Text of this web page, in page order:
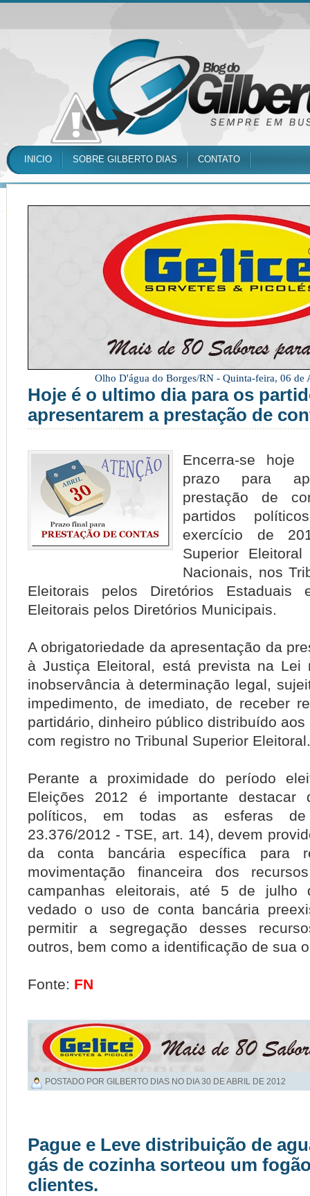
INICIO SOBRE GILBERTO DIAS CONTATO
Olho D'água do Borges/RN - Quinta-feira, 06 de
Hoje é o ultimo dia para os
apresentarem a prestação de
Encerra-se
prazo para
prestação de
partidos
exercício de
Superior
Nacionais, nos
Eleitorais pelos Diretórios Estaduais
Eleitorais pelos Diretórios Municipais.
A obrigatoriedade da apresentação da
à Justiça Eleitoral, está prevista na Lei
inobservância à determinação legal,
impedimento, de imediato, de receber
partidário, dinheiro público distribuído
com registro no Tribunal Superior
Perante a proximidade do período
Eleições 2012 é importante destacar
políticos, em todas as esferas de
23.376/2012 - TSE, art. 14), devem
da conta bancária específica para
movimentação financeira dos
campanhas eleitorais, até 5 de julho
vedado o uso de conta bancária
permitir a segregação desses
outros, bem como a identificação de sua
Fonte: FN
POSTADO POR GILBERTO DIAS NO DIA30 DE ABRIL DE 2012
Pague e Leve distribuição de
gás de cozinha sorteou um
clientes.